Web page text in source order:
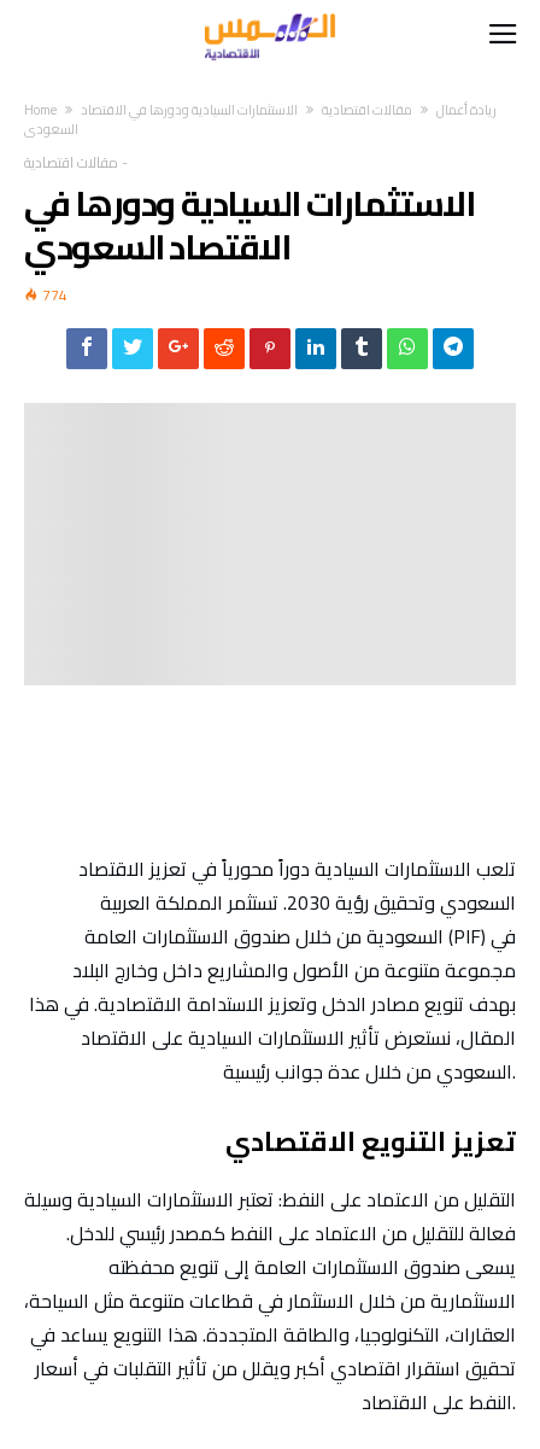
Home ريادة أعمال مقالات اقتصادية
الاستثمارات السيادية ودورها في الاقتصاد
السعودي
مقالات اقتصادية -
الاستثمارات السيادية ودورها في
الاقتصاد السعودي
774
تلعب الاستثمارات السيادية دوراً محورياً في تعزيز الاقتصاد
السعودي وتحقيق رؤية 2030. تستثمر المملكة العربية
السعودية من خلال صندوق الاستثمارات العامة (PIF) في
مجموعة متنوعة من الأصول والمشاريع داخل وخارج البلاد
بهدف تنويع مصادر الدخل وتعزيز الاستدامة الاقتصادية. في هذا
المقال، نستعرض تأثير الاستثمارات السيادية على الاقتصاد
السعودي من خلال عدة جوانب رئيسية.
تعزيز التنويع الاقتصادي
التقليل من الاعتماد على النفط: تعتبر الاستثمارات السيادية وسيلة
فعالة للتقليل من الاعتماد على النفط كمصدر رئيسي للدخل.
يسعى صندوق الاستثمارات العامة إلى تنويع محفظته
الاستثمارية من خلال الاستثمار في قطاعات متنوعة مثل السياحة،
العقارات، التكنولوجيا، والطاقة المتجددة. هذا التنويع يساعد في
تحقيق استقرار اقتصادي أكبر ويقلل من تأثير التقلبات في أسعار
النفط على الاقتصاد.